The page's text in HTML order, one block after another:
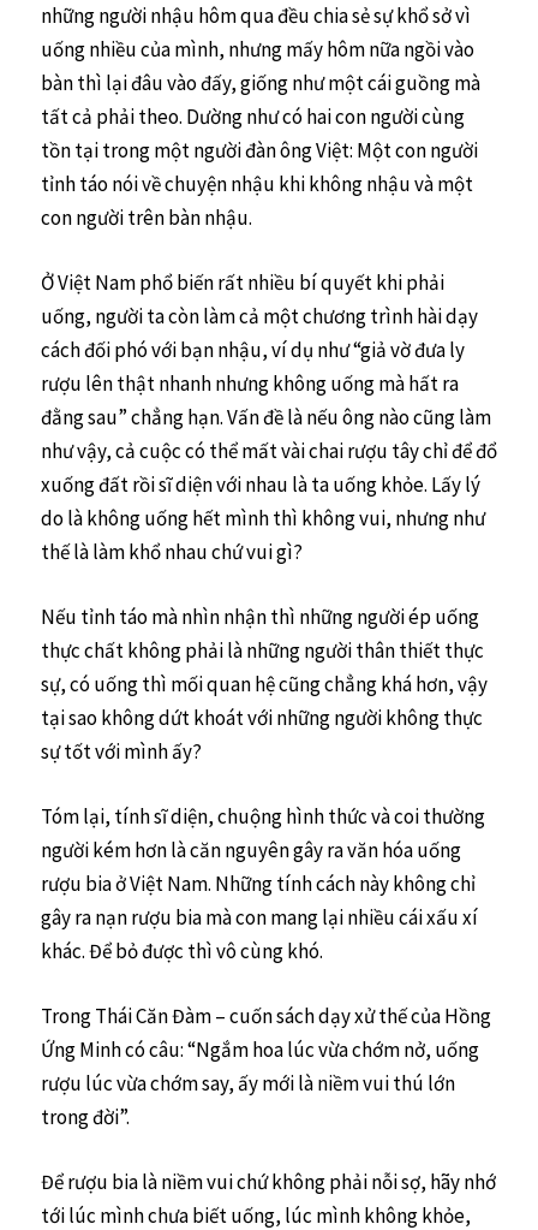
những người nhậu hôm qua đều chia sẻ sự khổ sở vì
uống nhiều của mình, nhưng mấy hôm nữa ngồi vào
bàn thì lại đâu vào đấy, giống như một cái guồng mà
tất cả phải theo. Dường như có hai con người cùng
tồn tại trong một người đàn ông Việt: Một con người
tỉnh táo nói về chuyện nhậu khi không nhậu và một
con người trên bàn nhậu.
Ở Việt Nam phổ biến rất nhiều bí quyết khi phải
uống, người ta còn làm cả một chương trình hài dạy
cách đối phó với bạn nhậu, ví dụ như “giả vờ đưa ly
rượu lên thật nhanh nhưng không uống mà hất ra
đằng sau” chẳng hạn. Vấn đề là nếu ông nào cũng làm
như vậy, cả cuộc có thể mất vài chai rượu tây chỉ để đổ
xuống đất rồi sĩ diện với nhau là ta uống khỏe. Lấy lý
do là không uống hết mình thì không vui, nhưng như
thế là làm khổ nhau chứ vui gì?
Nếu tỉnh táo mà nhìn nhận thì những người ép uống
thực chất không phải là những người thân thiết thực
sự, có uống thì mối quan hệ cũng chẳng khá hơn, vậy
tại sao không dứt khoát với những người không thực
sự tốt với mình ấy?
Tóm lại, tính sĩ diện, chuộng hình thức và coi thường
người kém hơn là căn nguyên gây ra văn hóa uống
rượu bia ở Việt Nam. Những tính cách này không chỉ
gây ra nạn rượu bia mà con mang lại nhiều cái xấu xí
khác. Để bỏ được thì vô cùng khó.
Trong Thái Căn Đàm – cuốn sách dạy xử thế của Hồng
Ứng Minh có câu: “Ngắm hoa lúc vừa chớm nở, uống
rượu lúc vừa chớm say, ấy mới là niềm vui thú lớn
trong đời”.
Để rượu bia là niềm vui chứ không phải nỗi sợ, hãy nhớ
tới lúc mình chưa biết uống, lúc mình không khỏe,